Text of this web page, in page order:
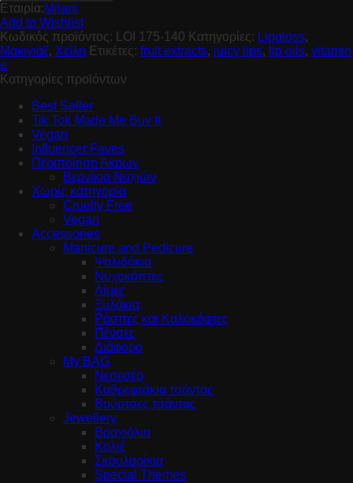
Εταιρία:Milani
Add to Wishlist
Κωδικός προϊόντος:
LOI 175-140 Κατηγορίες: Lipgloss,
Μακιγιάζ, Χείλη Ετικέτες: fruit extracts, juicy lips, lip oils, vitamin
e
Κατηγορίες προϊόντων
Best Seller
Tik Tok Made Me Buy It
Vegan
Influencer Faves
Περιποίηση Άκρων
Βερνίκια Νυχιών
Χωρίς κατηγορία
Cruelty Free
Vegan
Accessories
Manicure and Pedicure
Ψαλιδάκια
Νυχοκόπτες
Λίμες
Ξυλάκια
Ράσπες και Καλοκόφτες
Πένσες
Διάφορα
My BAG
Νεσεσέρ
Καθρεφτάκια τσάντας
Βούρτσες τσάντας
Jewellery
Βραχιόλια
Κολιέ
Σκουλαρίκια
Special Themes